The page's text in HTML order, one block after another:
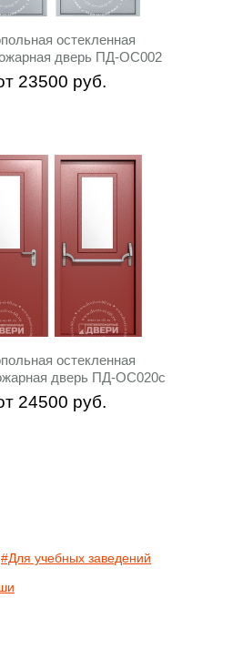
остекленная
дверь ПД-ОС002
23500 руб.
остекленная
дверь ПД-ОС020c
24500 руб.
#Для учебных заведений